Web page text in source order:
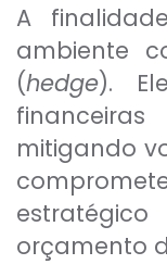
A
ambiente
(hedge).
mitigando
orçamento